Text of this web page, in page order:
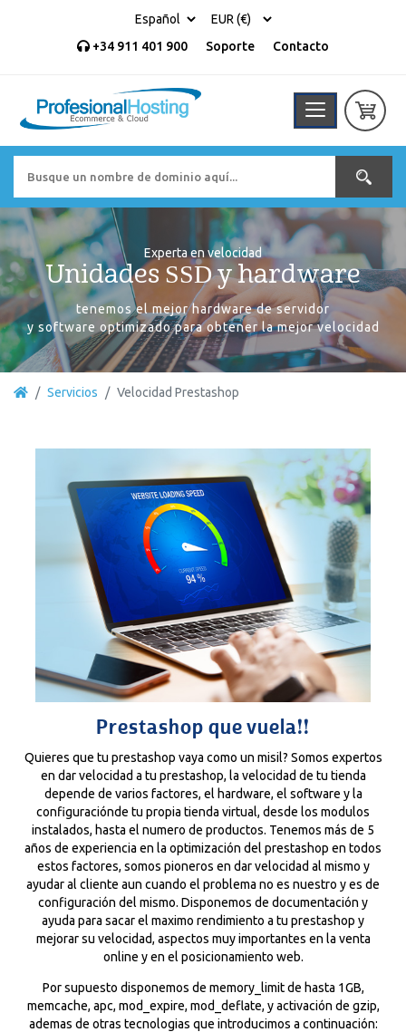
+34 911 401 900 Soporte Contacto
Experta en velocidad
Unidades SSD y hardware
tenemos el mejor hardware de servidor
y software optimizado para obtener la mejor velocidad
Servicios Velocidad Prestashop
Prestashop que vuela!!
Quieres que tu prestashop vaya como un misil? Somos expertos
en dar velocidad a tu prestashop, la velocidad de tu tienda
depende de varios factores, el hardware, el software y la
configuraciónde tu propia tienda virtual, desde los modulos
instalados, hasta el numero de productos. Tenemos más de 5
años de experiencia en la optimización del prestashop en todos
estos factores, somos pioneros en dar velocidad al mismo y
ayudar al cliente aun cuando el problema no es nuestro y es de
configuración del mismo. Disponemos de documentación y
ayuda para sacar el maximo rendimiento a tu prestashop y
mejorar su velocidad, aspectos muy importantes en la venta
online y en el posicionamiento web.
Por supuesto disponemos de memory_limit de hasta 1GB,
memcache, apc, mod_expire, mod_deflate, y activación de gzip,
ademas de otras tecnologias que introducimos a continuación: